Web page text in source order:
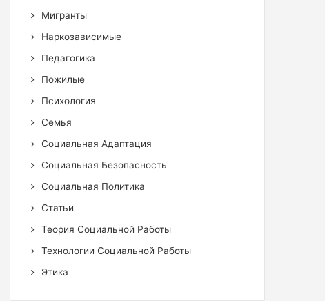
Мигранты
Наркозависимые
Педагогика
Пожилые
Психология
Семья
Социальная Адаптация
Социальная Безопасность
Социальная Политика
Статьи
Теория Социальной Работы
Технологии Социальной Работы
Этика